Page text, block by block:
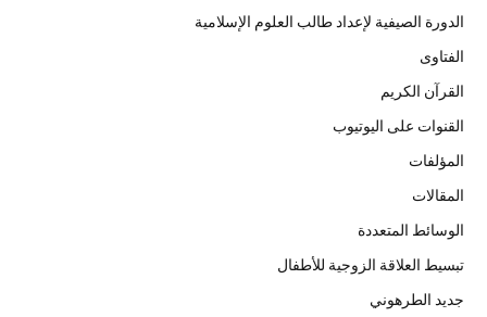
الدورة الصيفية لإعداد طالب العلوم الإسلامية
الفتاوى
القرآن الكريم
القنوات على اليوتيوب
المؤلفات
المقالات
الوسائط المتعددة
تبسيط العلاقة الزوجية للأطفال
جديد الطرهوني